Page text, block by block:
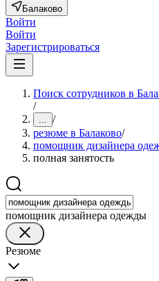
Балаково
Войти
Войти
Зарегистрироваться
Поиск сотрудников в
/
... /
резюме в Балаково/
помощник дизайнера
полная занятость
помощник дизайнера одежды
Резюме